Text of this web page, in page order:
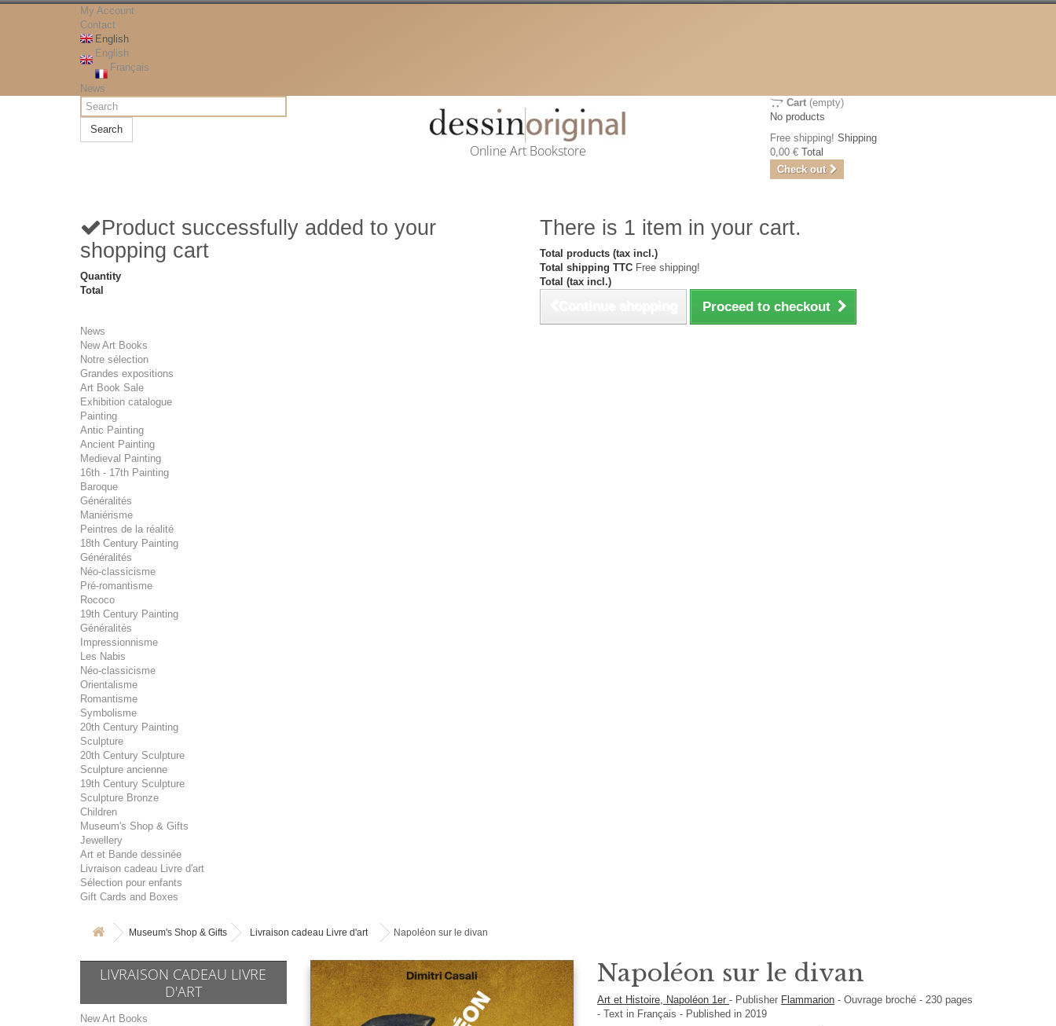
My Account
Contact
English
English
Français
News
Search
Online Art Bookstore
Cart (empty)
No products
Free shipping! Shipping
0,00 € Total
Check out
Product successfully added to your
shopping cart
Quantity
Total
There is 1 item in your cart.
Total products (tax incl.)
Total shipping TTC Free shipping!
Total (tax incl.)
Proceed to checkout
News
New Art Books
Notre sélection
Grandes expositions
Art Book Sale
Exhibition catalogue
Painting
Antic Painting
Ancient Painting
Medieval Painting
16th - 17th Painting
Baroque
Généralités
Maniérisme
Peintres de la réalité
18th Century Painting
Généralités
Néo-classicisme
Pré-romantisme
Rococo
19th Century Painting
Généralités
Impressionnisme
Les Nabis
Néo-classicisme
Orientalisme
Romantisme
Symbolisme
20th Century Painting
Sculpture
20th Century Sculpture
Sculpture ancienne
19th Century Sculpture
Sculpture Bronze
Children
Museum's Shop & Gifts
Jewellery
Art et Bande dessinée
Livraison cadeau Livre d'art
Sélection pour enfants
Gift Cards and Boxes
Museum's Shop & Gifts Livraison cadeau Livre d'art Napoléon sur le divan
LIVRAISON CADEAU LIVRE
D'ART
New Art Books
Napoléon sur le divan
Art et Histoire, Napoléon 1er- Publisher Flammarion -Ouvrage broché-230pages
-Text in Français- Published in 2019